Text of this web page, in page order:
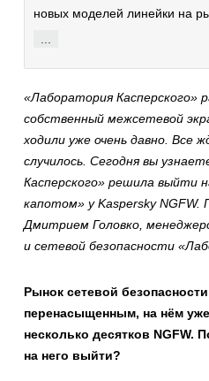
новых моделей линейки на
«Лаборатория Касперского»
собственный межсетевой
ходили уже очень давно. Все
случилось. Сегодня вы
Касперского» решила выйти
капотом» у Kaspersky NGFW.
Дмитрием Головко,
и сетевой безопасности
Рынок сетевой
перенасыщенным, на нём
несколько десятков NGFW.
на него выйти?